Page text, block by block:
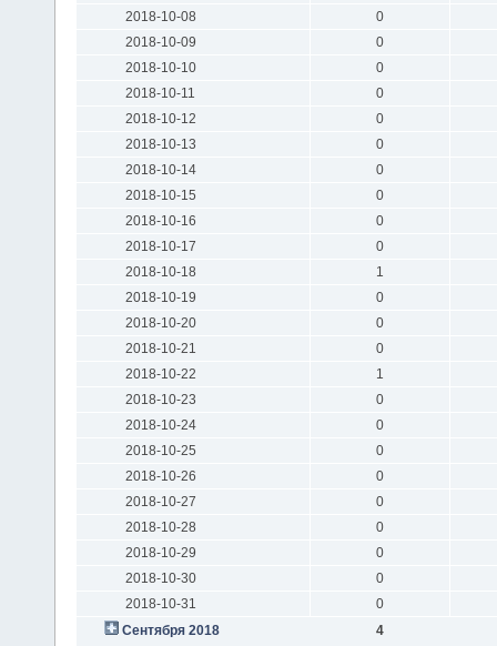
2018-10-08
0
2018-10-09
0
2018-10-10
0
2018-10-11
0
2018-10-12
0
2018-10-13
0
2018-10-14
0
2018-10-15
0
2018-10-16
0
2018-10-17
0
2018-10-18
1
2018-10-19
0
2018-10-20
0
2018-10-21
0
2018-10-22
1
2018-10-23
0
2018-10-24
0
2018-10-25
0
2018-10-26
0
2018-10-27
0
2018-10-28
0
2018-10-29
0
2018-10-30
0
2018-10-31
0
Сентября 2018
4